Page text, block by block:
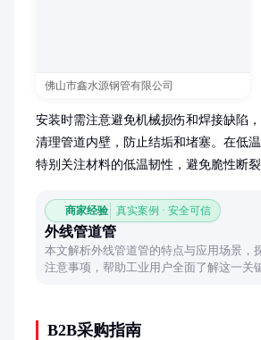
佛山市鑫水源钢管有限公司
安装时需注意避免机械损伤和焊接缺陷
清理管道内壁，防止结垢和堵塞。在低
特别关注材料的低温韧性，避免脆性断裂
商家经验 真实案例 · 安全可信
外线管道管
本文解析外线管道管的特点与应用场景，
注意事项，帮助工业用户全面了解这一关
B2B采购指南